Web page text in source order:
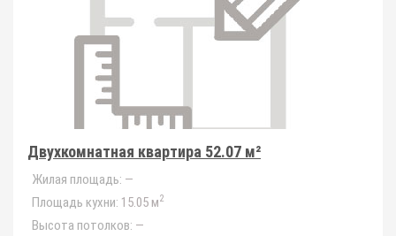
Двухкомнатная квартира 52.07 м²
Жилая площадь: —
Площадь кухни: 15.05 м2
Высота потолков: —